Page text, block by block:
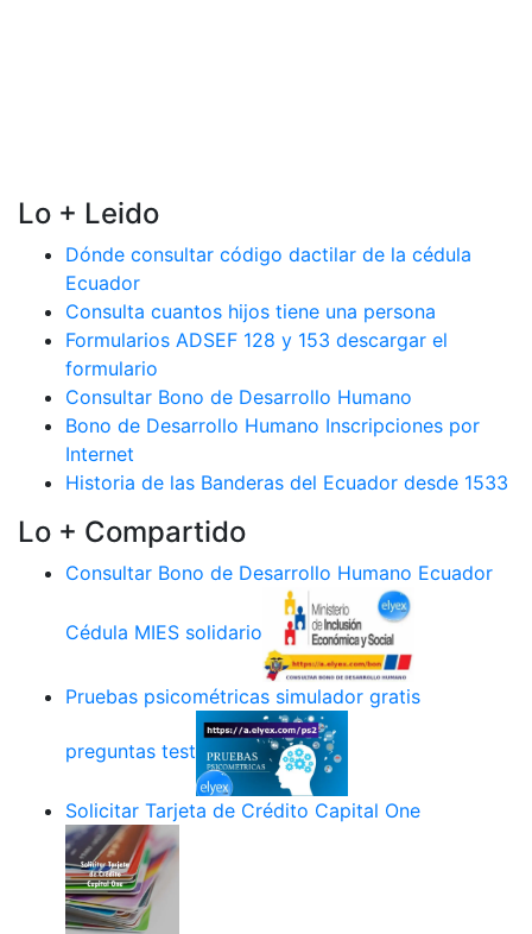
Lo + Leido
Dónde consultar código dactilar de la cédula
Ecuador
Consulta cuantos hijos tiene una persona
Formularios ADSEF 128 y 153 descargar el
formulario
Consultar Bono de Desarrollo Humano
Bono de Desarrollo Humano Inscripciones por
Internet
Historia de las Banderas del Ecuador desde 1533
Lo + Compartido
Consultar Bono de Desarrollo Humano Ecuador
Cédula MIES solidario
Pruebas psicométricas simulador gratis
preguntas test
Solicitar Tarjeta de Crédito Capital One